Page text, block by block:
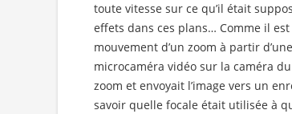
toute vitesse sur ce qu’il était
effets dans ces plans… Comme il
mouvement d’un zoom à partir
microcaméra vidéo sur la caméra
zoom et envoyait l’image vers un
savoir quelle focale était utilisée à